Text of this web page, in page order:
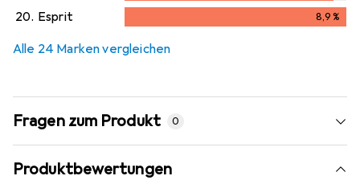
8,4%
20. Esprit 8,9%
Alle 24 Marken vergleichen
Fragen zum Produkt 0
Produktbewertungen